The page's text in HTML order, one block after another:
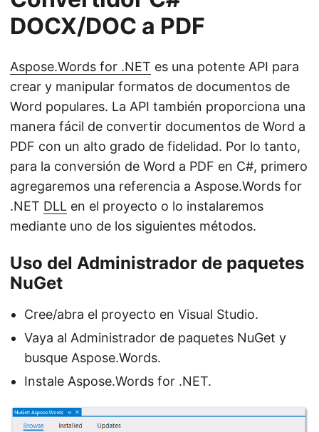
DOCX/DOC a PDF
Aspose.Words for .NET es una potente API para
crear y manipular formatos de documentos de
Word populares. La API también proporciona una
manera fácil de convertir documentos de Word a
PDF con un alto grado de fidelidad. Por lo tanto,
para la conversión de Word a PDF en C#, primero
agregaremos una referencia a Aspose.Words for
.NET DLL en el proyecto o lo instalaremos
mediante uno de los siguientes métodos.
Uso del Administrador de paquetes
NuGet
Cree/abra el proyecto en Visual Studio.
Vaya al Administrador de paquetes NuGet y
busque Aspose.Words.
Instale Aspose.Words for .NET.